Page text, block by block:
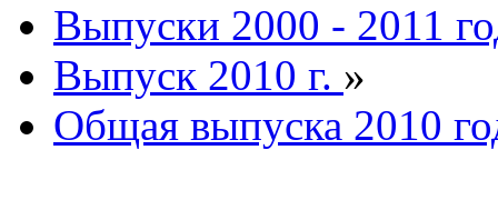
Выпуски 2000 - 2011
Выпуск 2010 г. »
Общая выпуска 2010